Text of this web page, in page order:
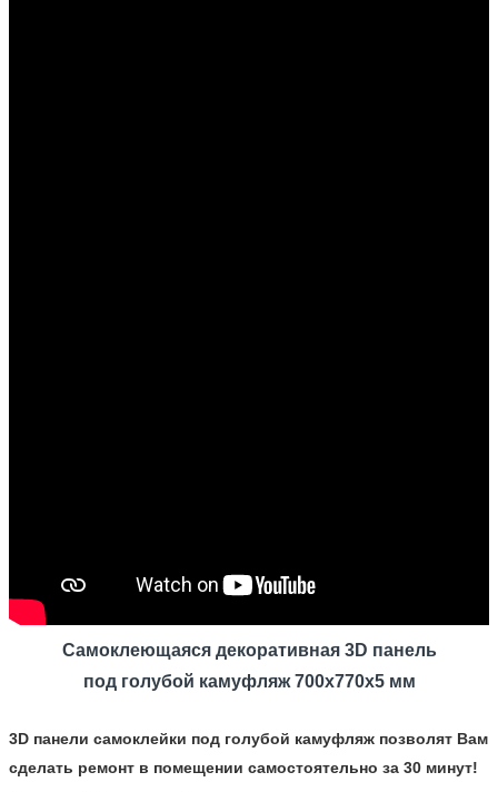
Самоклеющаяся декоративная 3D панель
под голубой камуфляж700x770x5 мм
3D панели самоклейки под голубой камуфляж позволят Вам
сделать ремонт в помещении самостоятельно за 30 минут!